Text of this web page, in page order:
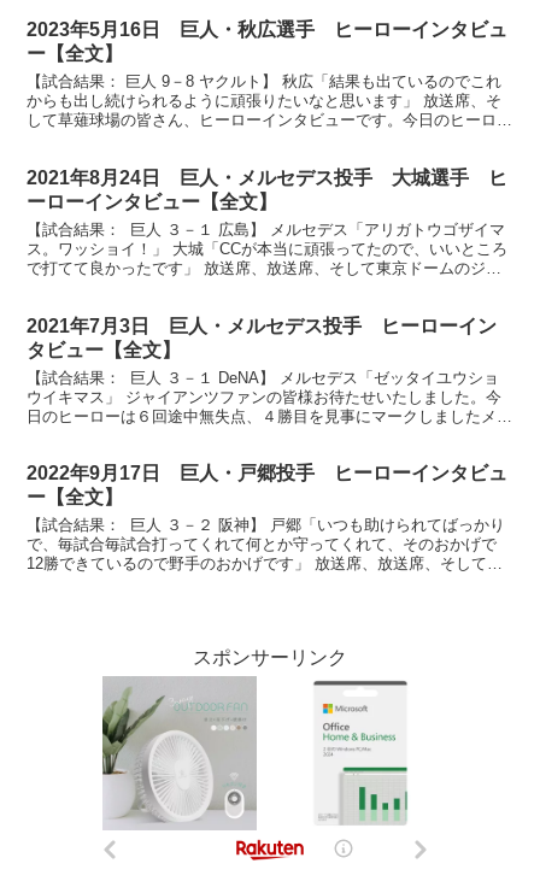
2023年5月16日 巨人・秋広選手 ヒーローインタビュ
ー【全文】
【試合結果： 巨人 9－8 ヤクルト】 秋広「結果も出ているのでこれ
からも出し続けられるように頑張りたいなと思います」 放送席、そ
して草薙球場の皆さん、ヒーローインタビューです。今日のヒーロー
2021年8月24日 巨人・メルセデス投手 大城選手 ヒ
ーローインタビュー【全文】
【試合結果： 巨人 ３－１ 広島】 メルセデス「アリガトウゴザイマ
ス。ワッショイ！」 大城「CCが本当に頑張ってたので、いいところ
で打てて良かったです」 放送席、放送席、そして東京ドームのジャ
2021年7月3日 巨人・メルセデス投手 ヒーローイン
タビュー【全文】
【試合結果： 巨人 ３－１ DeNA】 メルセデス「ゼッタイユウショ
ウイキマス」 ジャイアンツファンの皆様お待たせいたしました。今
日のヒーローは６回途中無失点、４勝目を見事にマークしましたメル
2022年9月17日 巨人・戸郷投手 ヒーローインタビュ
ー【全文】
【試合結果： 巨人 ３－２ 阪神】 戸郷「いつも助けられてばっかり
で、毎試合毎試合打ってくれて何とか守ってくれて、そのおかげで
12勝できているので野手のおかげです」 放送席、放送席、そして東
スポンサーリンク